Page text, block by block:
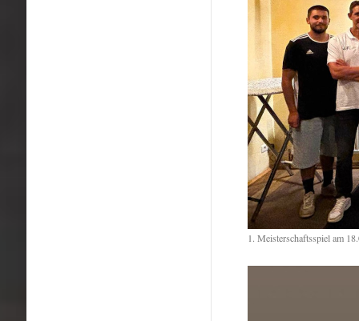
1. Meisterschaftsspiel am